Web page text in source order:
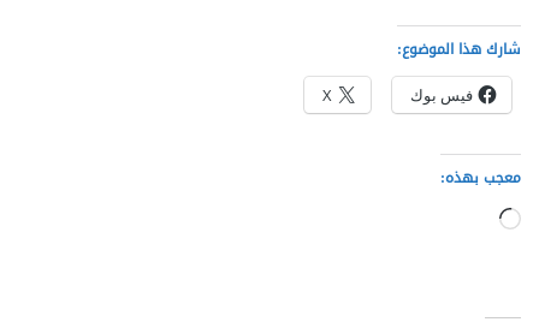
شارك هذا الموضوع:
فيس بوك X
معجب بهذه:
جاري